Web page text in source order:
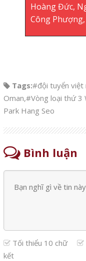
Hoàng Đức,
Công
Tags:#đội tuyển việt
Oman,#Vòng loại thứ 3
Park Hang Seo
Bình luận
Tối thiểu 10 chữ
kết